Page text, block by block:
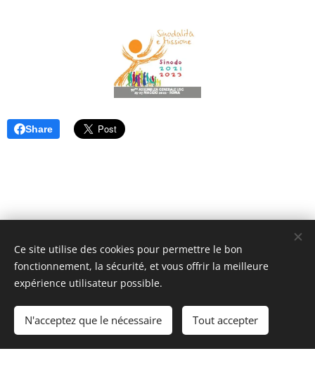
Share
Unione Superiori Generali - Via dei Penitenzieri 19 -00193 ROMA
Cookies
Langues
Italiano
English Français Español
Ce site utilise des cookies pour permettre le bon
fonctionnement, la sécurité, et vous offrir la meilleure
expérience utilisateur possible.
N'acceptez que le nécessaire Tout accepter